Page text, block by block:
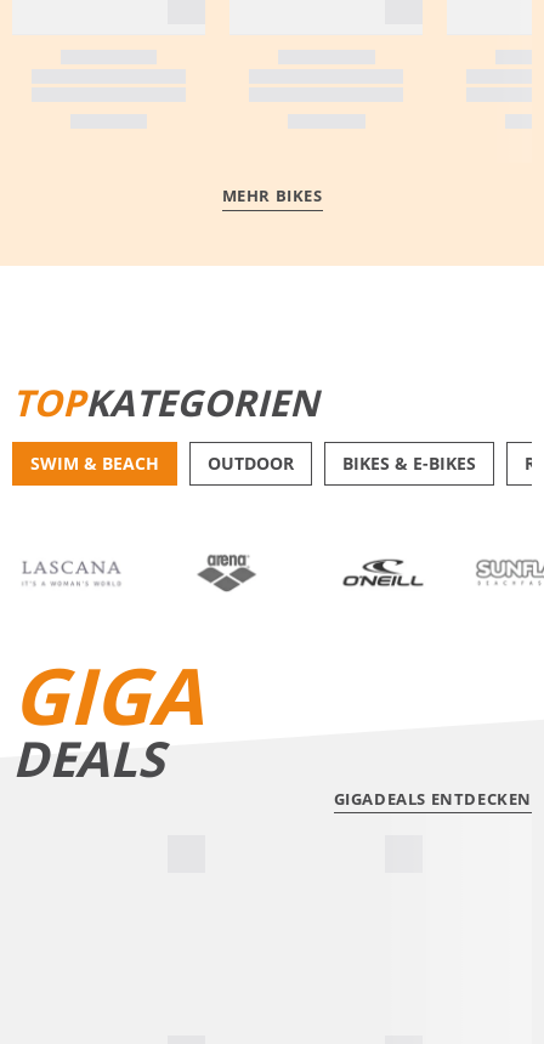
MEHR BIKES
TOPKATEGORIEN
SWIM & BEACH OUTDOOR BIKES & E-BIKES
GIGA
DEALS
GIGADEALS ENTDECKEN